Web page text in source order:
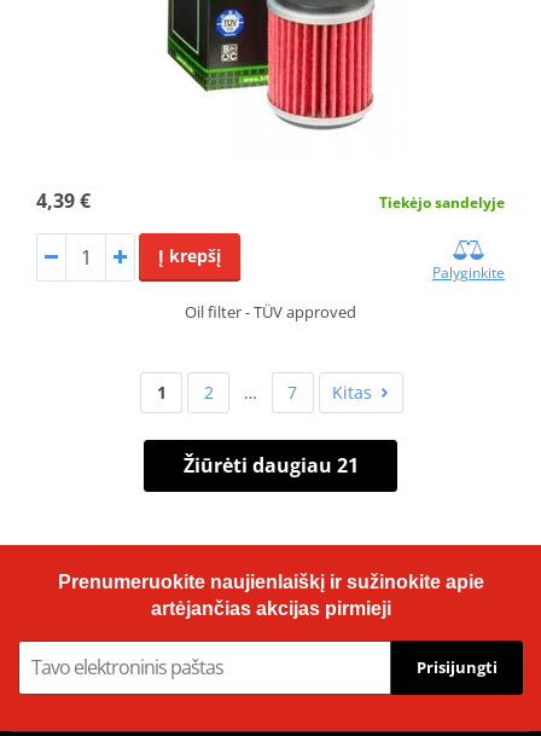
4,39 € Tiekėjo sandelyje
Į krepšį
Palyginkite
Oil filter - TÜV approved
1 2 … 7 Kitas
Žiūrėti daugiau 21
Prenumeruokite naujienlaiškį ir sužinokite apie
artėjančias akcijas pirmieji
Prisijungti